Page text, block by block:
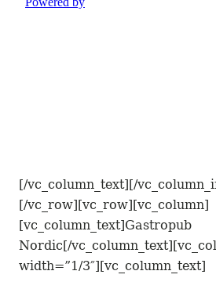
[/vc_column_text][/
[/vc_row][vc_row][vc_column]
[vc_column_text]Gastropub
Nordic[/
width=”1/3″][vc_column_text]